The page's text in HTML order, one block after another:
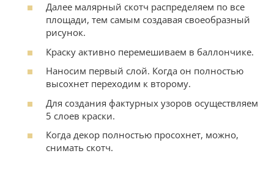
Далее малярный скотч распределяем по все
площади, тем самым создавая своеобразный
рисунок.
Краску активно перемешиваем в баллончике.
Наносим первый слой. Когда он полностью
высохнет переходим к второму.
Для создания фактурных узоров осуществляем
5 слоев краски.
Когда декор полностью просохнет, можно,
снимать скотч.